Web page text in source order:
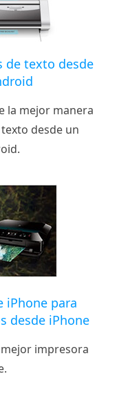
de texto desde
la mejor manera
desde un
iPhone para
desde iPhone
impresora